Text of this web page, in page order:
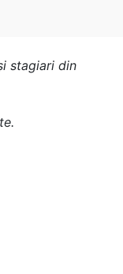
stagiari din